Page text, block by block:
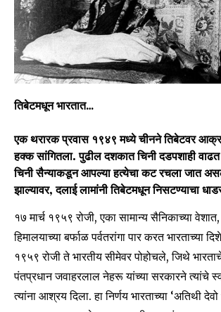
तिबेटमधून भारतात…
एक थरारक प्रवास १९४९ मध्ये चीनने तिबेटवर
हक्क सांगितला. पुढील दशकात चिनी दडपशाही
चिनी सैन्याकडून आपल्या हत्येचा कट रचला जात
झाल्यावर, दलाई लामांनी तिबेटमधून निसटण्याचा
१७ मार्च १९५९ रोजी, एका सामान्य सैनिकाच्या
हिमालयाच्या बर्फाळ पर्वतरांगा पार करत भारताच्या
१९५९ रोजी ते भारतीय सीमेवर पोहोचले, जिथे
पंतप्रधान जवाहरलाल नेहरू यांच्या सरकारने त्यांचे
त्यांना आश्रय दिला. हा निर्णय भारताच्या ‘अतिथी